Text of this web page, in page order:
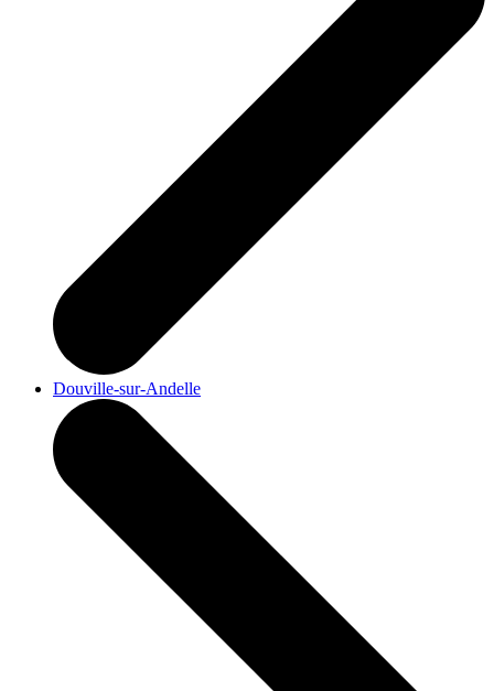
Douville-sur-Andelle